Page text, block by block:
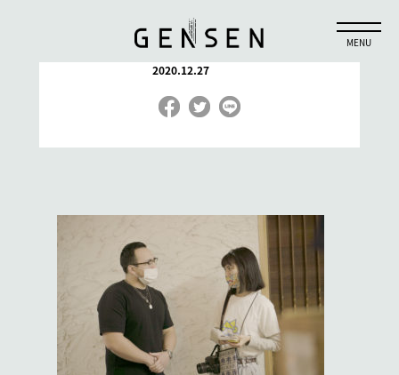
_DSC5197-2 (1)
2020.12.27